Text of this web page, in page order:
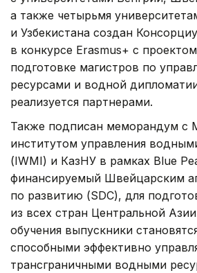
а также четырьмя
и Узбекистана создан
в конкурсе Erasmus+ с
подготовке магистров по
ресурсами и водной
реализуется партнерами.
Также подписан меморандум
институтом управления
(IWMI) и КазНУ в рамках Blue
финансируемый Швейцарским
по развитию (SDC), для
из всех стран Центральной
обучения выпускники
способными эффективно
трансграничными водными